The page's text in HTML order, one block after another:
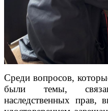
Среди вопросов,
были темы,
наследственных прав,